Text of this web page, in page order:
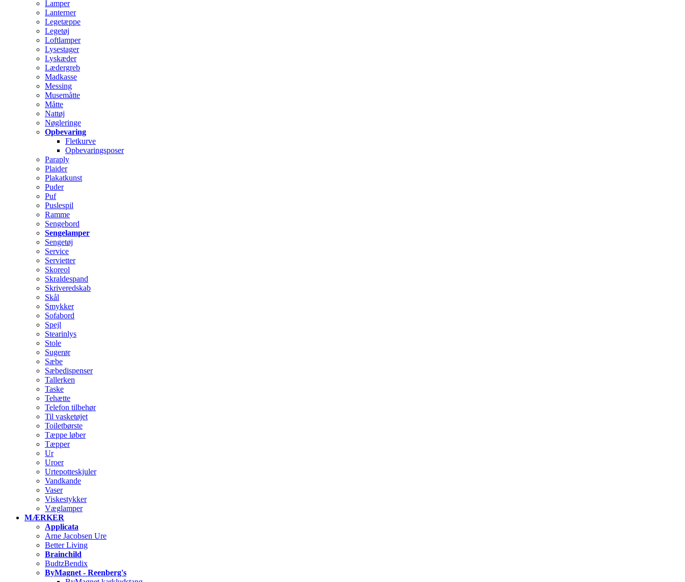
Lamper
Lanterner
Legetæppe
Legetøj
Loftlamper
Lysestager
Lyskæder
Lædergreb
Madkasse
Messing
Musemåtte
Måtte
Nattøj
Nøgleringe
Opbevaring
Fletkurve
Opbevaringsposer
Paraply
Plaider
Plakatkunst
Puder
Puf
Puslespil
Ramme
Sengebord
Sengelamper
Sengetøj
Service
Servietter
Skoreol
Skraldespand
Skriveredskab
Skål
Smykker
Sofabord
Spejl
Stearinlys
Stole
Sugerør
Sæbe
Sæbedispenser
Tallerken
Taske
Tehætte
Telefon tilbehør
Til vasketøjet
Toiletbørste
Tæppe løber
Tæpper
Ur
Uroer
Urtepotteskjuler
Vandkande
Vaser
Viskestykker
Væglamper
MÆRKER
Applicata
Arne Jacobsen Ure
Better Living
Brainchild
BudtzBendix
ByMagnet - Reenberg's